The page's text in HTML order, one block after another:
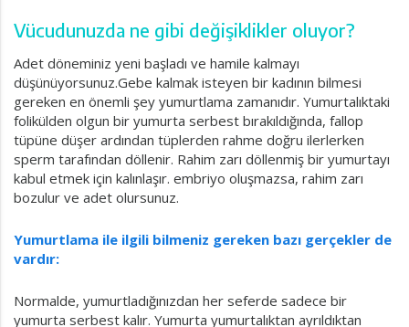
Vücudunuzda ne gibi değişiklikler oluyor?
Adet döneminiz yeni başladı ve hamile kalmayı
düşünüyorsunuz.Gebe kalmak isteyen bir kadının bilmesi
gereken en önemli şey yumurtlama zamanıdır. Yumurtalıktaki
folikülden olgun bir yumurta serbest bırakıldığında, fallop
tüpüne düşer ardından tüplerden rahme doğru ilerlerken
sperm tarafından döllenir. Rahim zarı döllenmiş bir yumurtayı
kabul etmek için kalınlaşır. embriyo oluşmazsa, rahim zarı
bozulur ve adet olursunuz.
Yumurtlama ile ilgili bilmeniz gereken bazı gerçekler de
vardır:
Normalde, yumurtladığınızdan her seferde sadece bir
yumurta serbest kalır. Yumurta yumurtalıktan ayrıldıktan